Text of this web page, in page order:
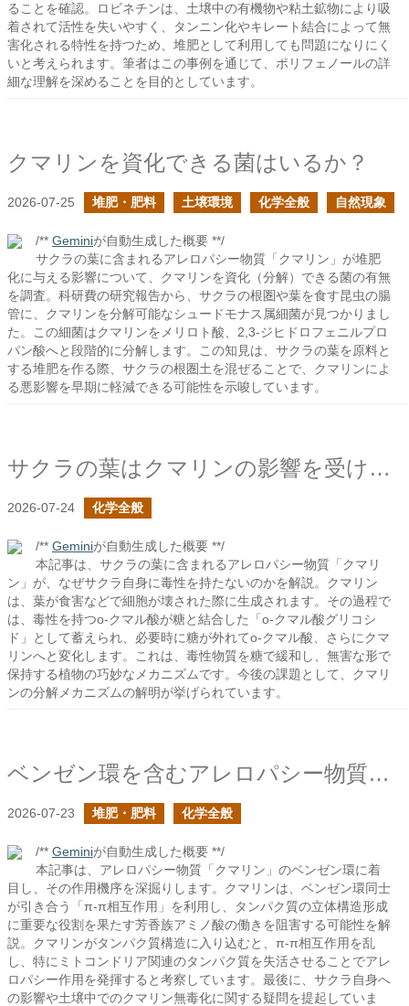
ることを確認。ロビネチンは、土壌中の有機物や粘土鉱物により吸
着されて活性を失いやすく、タンニン化やキレート結合によって無
害化される特性を持つため、堆肥として利用しても問題になりにく
いと考えられます。筆者はこの事例を通じて、ポリフェノールの詳
細な理解を深めることを目的としています。
クマリンを資化できる菌はいるか？
2026-07-25 堆肥・肥料 土壌環境 化学全般 自然現象
/** Geminiが自動生成した概要 **/
サクラの葉に含まれるアレロパシー物質「クマリン」が堆肥
化に与える影響について、クマリンを資化（分解）できる菌の有無
を調査。科研費の研究報告から、サクラの根圏や葉を食す昆虫の腸
管に、クマリンを分解可能なシュードモナス属細菌が見つかりまし
た。この細菌はクマリンをメリロト酸、2,3-ジヒドロフェニルプロ
パン酸へと段階的に分解します。この知見は、サクラの葉を原料と
する堆肥を作る際、サクラの根圏土を混ぜることで、クマリンによ
る悪影響を早期に軽減できる可能性を示唆しています。
サクラの葉はクマリンの影響を受けないのか？
2026-07-24 化学全般
/** Geminiが自動生成した概要 **/
本記事は、サクラの葉に含まれるアレロパシー物質「クマリ
ン」が、なぜサクラ自身に毒性を持たないのかを解説。クマリン
は、葉が食害などで細胞が壊された際に生成されます。その過程で
は、毒性を持つo-クマル酸が糖と結合した「o-クマル酸グリコシ
ド」として蓄えられ、必要時に糖が外れてo-クマル酸、さらにクマ
リンへと変化します。これは、毒性物質を糖で緩和し、無害な形で
保持する植物の巧妙なメカニズムです。今後の課題として、クマリ
ンの分解メカニズムの解明が挙げられています。
ベンゼン環を含むアレロパシー物質の作用について
2026-07-23 堆肥・肥料 化学全般
/** Geminiが自動生成した概要 **/
本記事は、アレロパシー物質「クマリン」のベンゼン環に着
目し、その作用機序を深掘りします。クマリンは、ベンゼン環同士
が引き合う「π-π相互作用」を利用し、タンパク質の立体構造形成
に重要な役割を果たす芳香族アミノ酸の働きを阻害する可能性を解
説。クマリンがタンパク質構造に入り込むと、π-π相互作用を乱
し、特にミトコンドリア関連のタンパク質を失活させることでアレ
ロパシー作用を発揮すると考察しています。最後に、サクラ自身へ
の影響や土壌中でのクマリン無毒化に関する疑問を提起していま